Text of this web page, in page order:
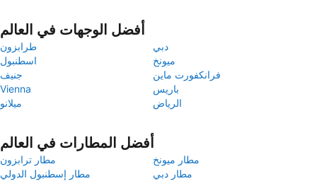
أفضل الوجهات في العالم
طرابزون
دبي
اسطنبول
ميونخ
جنيف
فرانكفورت ماين
Vienna
باريس
ميلانو
الرياض
أفضل المطارات في العالم
مطار ترابزون
مطار ميونخ
مطار إسطنبول الدولي
مطار دبي